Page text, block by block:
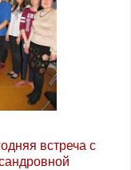
встреча с